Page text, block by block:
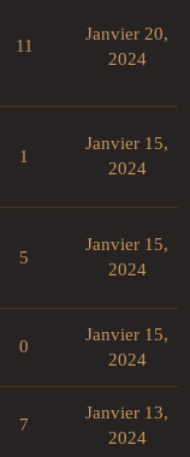
11
Janvier 20,
2024
1
Janvier 15,
2024
5
Janvier 15,
2024
0
Janvier 15,
2024
7
Janvier 13,
2024